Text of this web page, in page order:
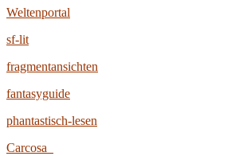
Weltenportal
sf-lit
fragmentansichten
fantasyguide
phantastisch-lesen
Carcosa